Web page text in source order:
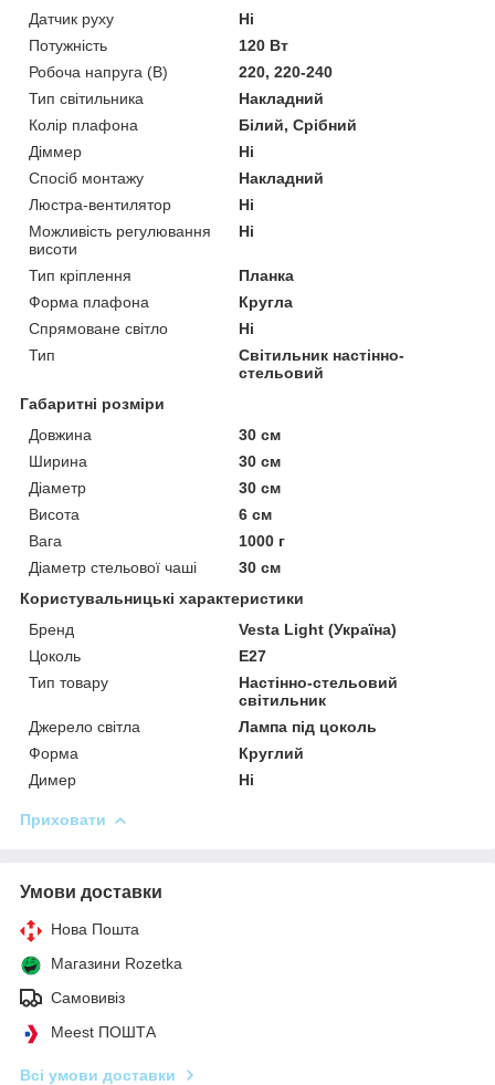
Датчик руху
Ні
Потужність
120 Вт
Робоча напруга (В)
220, 220-240
Тип світильника
Накладний
Колір плафона
Білий, Срібний
Діммер
Ні
Спосіб монтажу
Накладний
Люстра-вентилятор
Ні
Можливість регулювання
висоти
Ні
Тип кріплення
Планка
Форма плафона
Кругла
Спрямоване світло
Ні
Тип
Світильник настінно-
стельовий
Габаритні розміри
Довжина
30 см
Ширина
30 см
Діаметр
30 см
Висота
6 см
Вага
1000 г
Діаметр стельової чаші
30 см
Користувальницькі характеристики
Бренд
Vesta Light (Україна)
Цоколь
E27
Тип товару
Настінно-стельовий
світильник
Джерело світла
Лампа під цоколь
Форма
Круглий
Димер
Ні
Приховати
Умови доставки
Нова Пошта
Магазини Rozetka
Самовивіз
Meest ПОШТА
Всі умови доставки